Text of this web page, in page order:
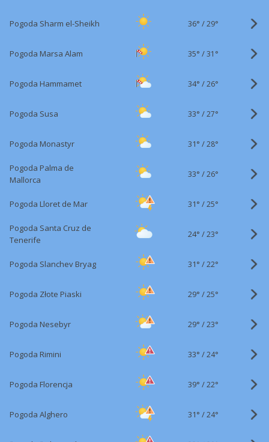
Pogoda Sharm el-Sheikh 36° /29°
Pogoda Marsa Alam 35° /31°
Pogoda Hammamet 34° /26°
Pogoda Susa 33° /27°
Pogoda Monastyr 31° /28°
Pogoda Palma de
Mallorca
33° /26°
Pogoda Lloret de Mar 31° /25°
Pogoda Santa Cruz de
Tenerife
24° /23°
Pogoda Slanchev Bryag 31° /22°
Pogoda Złote Piaski 29° /25°
Pogoda Nesebyr 29° /23°
Pogoda Rimini 33° /24°
Pogoda Florencja 39° /22°
Pogoda Alghero 31° /24°